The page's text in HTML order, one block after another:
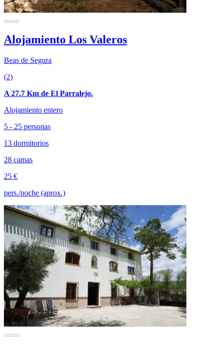
Alojamiento Los Valeros
Beas de Segura
(2)
A 27.7 Km de El Parralejo.
Alojamiento entero
5 - 25 personas
13 dormitorios
28 camas
25 €
pers./noche (aprox.)